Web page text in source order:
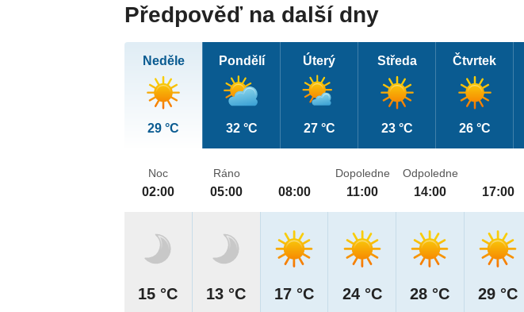
Předpověď na další dny
Neděle
29 °C
Pondělí
32 °C
Úterý
27 °C
Středa
23 °C
Čtvrtek
26 °C
Noc
02:00
15 °C
Ráno
05:00
13 °C
08:00
17 °C
Dopoledne
11:00
24 °C
Odpoledne
14:00
28 °C
17:00
29 °C